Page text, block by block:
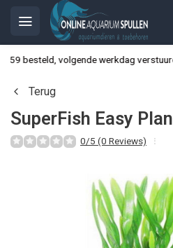
besteld, volgende werkdag
Terug
SuperFish Easy
0/5 (0 Reviews)